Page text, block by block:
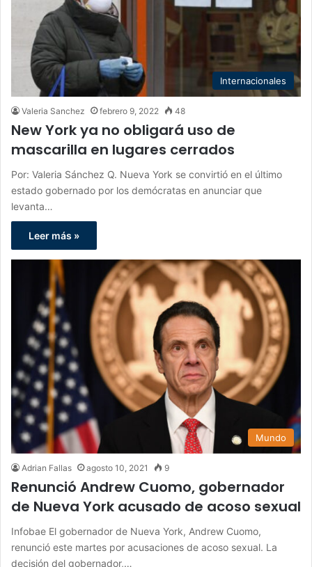
Internacionales
Valeria Sanchez febrero 9, 2022 48
New York ya no obligará uso de
mascarilla en lugares cerrados
Por: Valeria Sánchez Q. Nueva York se convirtió en el último
estado gobernado por los demócratas en anunciar que
levanta…
Leer más »
Mundo
Adrian Fallas agosto 10, 2021 9
Renunció Andrew Cuomo, gobernador
de Nueva York acusado de acoso sexual
Infobae El gobernador de Nueva York, Andrew Cuomo,
renunció este martes por acusaciones de acoso sexual. La
decisión del gobernador,…